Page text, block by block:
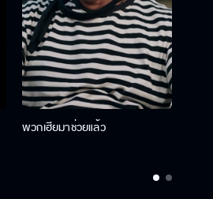
พวกเฮียมาช่วยแล้ว